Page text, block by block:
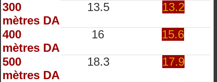
300
mètres DA
13.5 13.2
400
mètres DA
16 15.6
500
mètres DA
18.3 17.9